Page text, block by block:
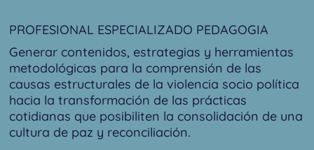
PROFESIONAL ESPECIALIZADO PEDAGOGIA
Generar contenidos, estrategias y herramientas
metodológicas para la comprensión de las
causas estructurales de la violencia socio política
hacia la transformación de las prácticas
cotidianas que posibiliten la consolidación de una
cultura de paz y reconciliación.